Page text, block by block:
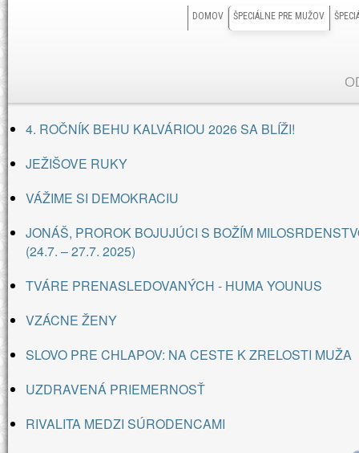
DOMOV ŠPECIÁLNE PRE MUŽOV
4. ROČNÍK BEHU KALVÁRIOU 2026 SA BLÍŽI!
JEŽIŠOVE RUKY
VÁŽIME SI DEMOKRACIU
JONÁŠ, PROROK BOJUJÚCI S BOŽÍM
(24.7. – 27.7. 2025)
TVÁRE PRENASLEDOVANÝCH - HUMA YOUNUS
VZÁCNE ŽENY
SLOVO PRE CHLAPOV: NA CESTE K ZRELOSTI MUŽA
UZDRAVENÁ PRIEMERNOSŤ
RIVALITA MEDZI SÚRODENCAMI